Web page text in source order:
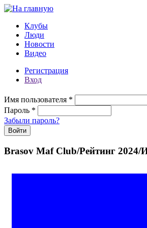
Перейти к основному содержанию
Клубы
Люди
Новости
Видео
Регистрация
Вход
Имя пользователя *
Пароль *
Забыли пароль?
Brasov Maf Club/Рейтинг